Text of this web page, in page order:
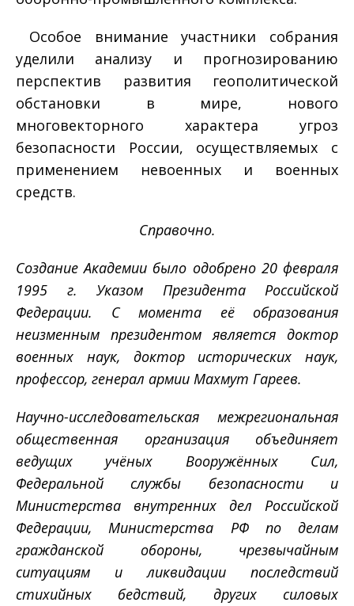
Особое внимание участники собрания
уделили анализу и прогнозированию
перспектив развития геополитической
обстановки в мире, нового
многовекторного характера угроз
безопасности России, осуществляемых с
применением невоенных и военных
средств.
Справочно.
Создание Академии было одобрено 20 февраля
1995 г. Указом Президента Российской
Федерации. С момента её образования
неизменным президентом является доктор
военных наук, доктор исторических наук,
профессор, генерал армии Махмут Гареев.
Научно-исследовательская межрегиональная
общественная организация объединяет
ведущих учёных Вооружённых Сил,
Федеральной службы безопасности и
Министерства внутренних дел Российской
Федерации, Министерства РФ по делам
гражданской обороны, чрезвычайным
ситуациям и ликвидации последствий
стихийных бедствий, других силовых